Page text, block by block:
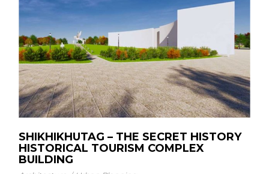
SHIKHIKHUTAG – THE SECRET HISTORY
HISTORICAL TOURISM COMPLEX
BUILDING